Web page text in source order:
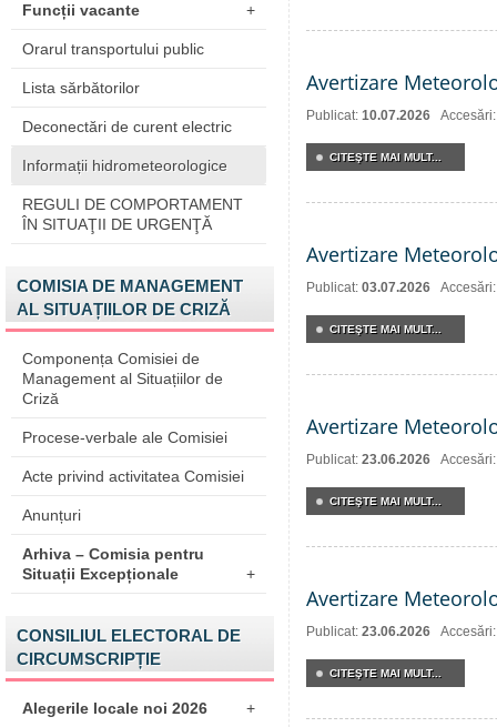
Funcții vacante +
Orarul transportului public
Lista sărbătorilor
Deconectări de curent electric
Informații hidrometeorologice
REGULI DE COMPORTAMENT
ÎN SITUAŢII DE URGENŢĂ
COMISIA DE MANAGEMENT
AL SITUAȚIILOR DE CRIZĂ
Componența Comisiei de
Management al Situațiilor de
Criză
Procese-verbale ale Comisiei
Acte privind activitatea Comisiei
Anunțuri
Arhiva – Comisia pentru
Situații Excepționale
+
CONSILIUL ELECTORAL DE
CIRCUMSCRIPȚIE
Alegerile locale noi 2026 +
Avertizare
Publicat: 10.07.2026
CITEŞTE MAI MULT...
Avertizare
Publicat: 03.07.2026
CITEŞTE MAI MULT...
Avertizare
Publicat: 23.06.2026
CITEŞTE MAI MULT...
Avertizare
Publicat: 23.06.2026
CITEŞTE MAI MULT...